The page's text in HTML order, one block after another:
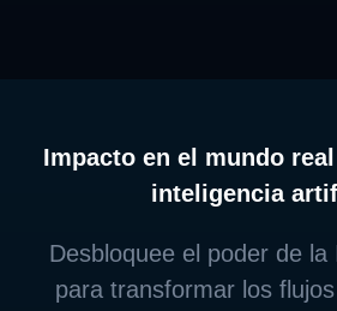
Impacto en el mundo
inteligencia
Desbloquee el poder de la
para transformar los